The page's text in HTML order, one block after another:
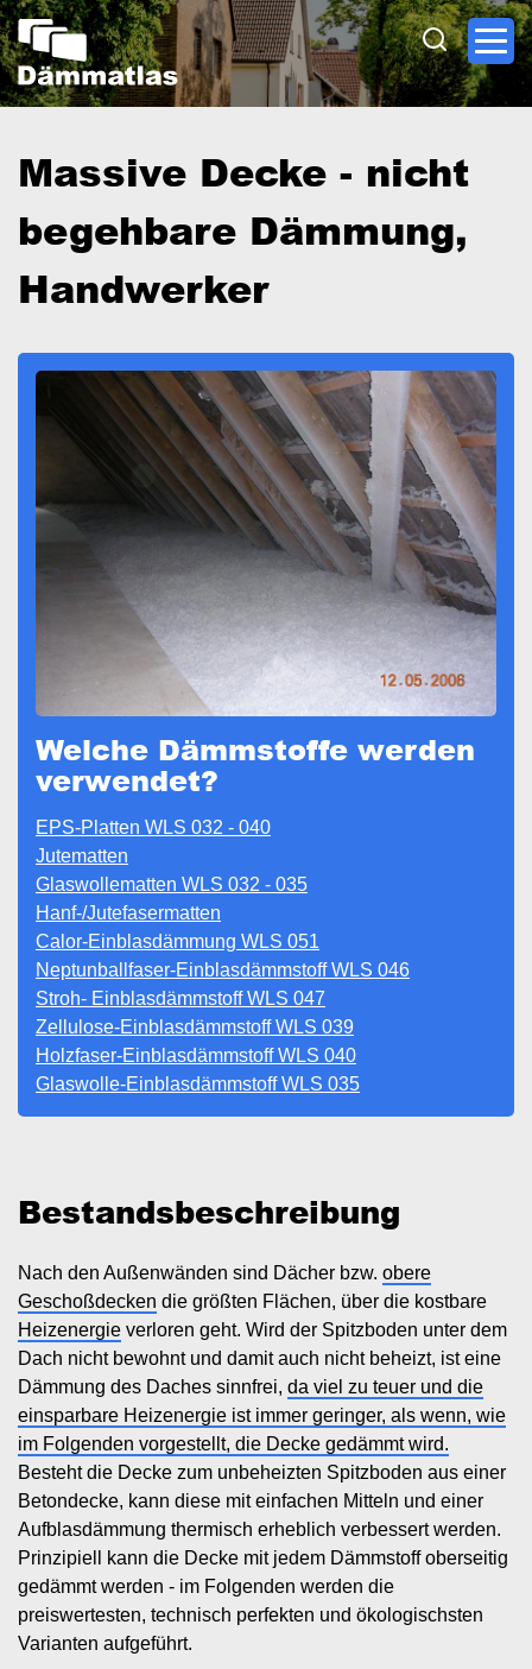
Direkt
zum
Inhalt
Massive Decke - nicht
begehbare Dämmung,
Handwerker
Welche Dämmstoffe werden
verwendet?
EPS-Platten WLS 032 - 040
Jutematten
Glaswollematten WLS 032 - 035
Hanf-/Jutefasermatten
Calor-Einblasdämmung WLS 051
Neptunballfaser-Einblasdämmstoff WLS 046
Stroh- Einblasdämmstoff WLS 047
Zellulose-Einblasdämmstoff WLS 039
Holzfaser-Einblasdämmstoff WLS 040
Glaswolle-Einblasdämmstoff WLS 035
Bestandsbeschreibung
Nach den Außenwänden sind Dächer bzw. obere
Geschoßdecken die größten Flächen, über die kostbare
Heizenergie verloren geht. Wird der Spitzboden unter dem
Dach nicht bewohnt und damit auch nicht beheizt, ist eine
Dämmung des Daches sinnfrei, da viel zu teuer und die
einsparbare Heizenergie ist immer geringer, als wenn, wie
im Folgenden vorgestellt, die Decke gedämmt wird.
Besteht die Decke zum unbeheizten Spitzboden aus einer
Betondecke, kann diese mit einfachen Mitteln und einer
Aufblasdämmung thermisch erheblich verbessert werden.
Prinzipiell kann die Decke mit jedem Dämmstoff oberseitig
gedämmt werden - im Folgenden werden die
preiswertesten, technisch perfekten und ökologischsten
Varianten aufgeführt.